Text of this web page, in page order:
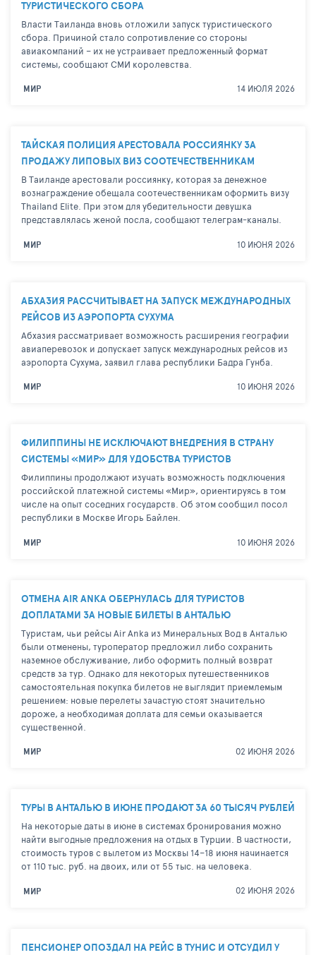
ТУРИСТИЧЕСКОГО СБОРА
Власти Таиланда вновь отложили запуск туристического
сбора. Причиной стало сопротивление со стороны
авиакомпаний – их не устраивает предложенный формат
системы, сообщают СМИ королевства.
МИР 14 ИЮЛЯ 2026
ТАЙСКАЯ ПОЛИЦИЯ АРЕСТОВАЛА РОССИЯНКУ ЗА
ПРОДАЖУ ЛИПОВЫХ ВИЗ СООТЕЧЕСТВЕННИКАМ
В Таиланде арестовали россиянку, которая за денежное
вознаграждение обещала соотечественникам оформить визу
Thailand Elite. При этом для убедительности девушка
представлялась женой посла, сообщают телеграм-каналы.
МИР 10 ИЮНЯ 2026
АБХАЗИЯ РАССЧИТЫВАЕТ НА ЗАПУСК МЕЖДУНАРОДНЫХ
РЕЙСОВ ИЗ АЭРОПОРТА СУХУМА
Абхазия рассматривает возможность расширения географии
авиаперевозок и допускает запуск международных рейсов из
аэропорта Сухума, заявил глава республики Бадра Гунба.
МИР 10 ИЮНЯ 2026
ФИЛИППИНЫ НЕ ИСКЛЮЧАЮТ ВНЕДРЕНИЯ В СТРАНУ
СИСТЕМЫ «МИР» ДЛЯ УДОБСТВА ТУРИСТОВ
Филиппины продолжают изучать возможность подключения
российской платежной системы «Мир», ориентируясь в том
числе на опыт соседних государств. Об этом сообщил посол
республики в Москве Игорь Байлен.
МИР 10 ИЮНЯ 2026
ОТМЕНА AIR ANKA ОБЕРНУЛАСЬ ДЛЯ ТУРИСТОВ
ДОПЛАТАМИ ЗА НОВЫЕ БИЛЕТЫ В АНТАЛЬЮ
Туристам, чьи рейсы Air Anka из Минеральных Вод в Анталью
были отменены, туроператор предложил либо сохранить
наземное обслуживание, либо оформить полный возврат
средств за тур. Однако для некоторых путешественников
самостоятельная покупка билетов не выглядит приемлемым
решением: новые перелеты зачастую стоят значительно
дороже, а необходимая доплата для семьи оказывается
существенной.
МИР 02 ИЮНЯ 2026
ТУРЫ В АНТАЛЬЮ В ИЮНЕ ПРОДАЮТ ЗА 60 ТЫСЯЧ РУБЛЕЙ
На некоторые даты в июне в системах бронирования можно
найти выгодные предложения на отдых в Турции. В частности,
стоимость туров с вылетом из Москвы 14–18 июня начинается
от 110 тыс. руб. на двоих, или от 55 тыс. на человека.
МИР 02 ИЮНЯ 2026
ПЕНСИОНЕР ОПОЗДАЛ НА РЕЙС В ТУНИС И ОТСУДИЛ У